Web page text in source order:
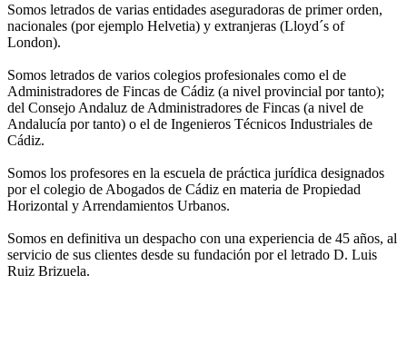
Somos letrados de varias entidades aseguradoras de primer orden,
nacionales (por ejemplo Helvetia) y extranjeras (Lloyd´s of
London).
Somos letrados de varios colegios profesionales como el de
Administradores de Fincas de Cádiz (a nivel provincial por tanto);
del Consejo Andaluz de Administradores de Fincas (a nivel de
Andalucía por tanto) o el de Ingenieros Técnicos Industriales de
Cádiz.
Somos los profesores en la escuela de práctica jurídica designados
por el colegio de Abogados de Cádiz en materia de Propiedad
Horizontal y Arrendamientos Urbanos.
Somos en definitiva un despacho con una experiencia de 45 años, al
servicio de sus clientes desde su fundación por el letrado D. Luis
Ruiz Brizuela.